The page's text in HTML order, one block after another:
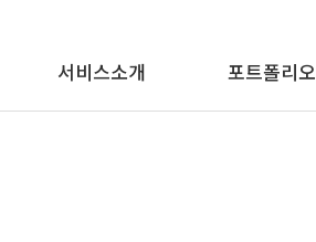
서비스소개 포트폴리오